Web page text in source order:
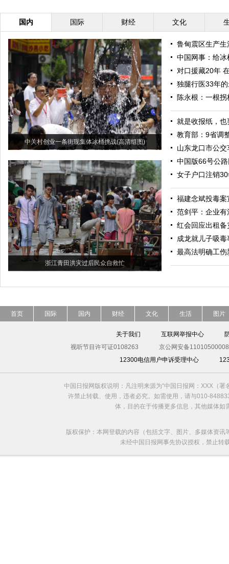
国内 国际 财经 文化
中关村创业一条街现集体冰桶挑战(高清组图)
浙江青田洪灾过后民众自救忙
鲁甸震区生产生
中国网事：给
对口援藏20年
独腿行医33年
陈永根：一根
就是收报纸，也
教育部：9省调
山东龙口市公
中国版66号公
女子户口注销
福建念斌投毒
范剑平：企业
红会回应出租
成龙就儿子吸
最高法明确工
首页 国际 国内 财经 文化 生活 图片
关于我们 互联网举报中心
视听节目许可证0108263
京公网安备
12300电信用户申诉受理中心
中国日报网版权说明：凡注明来源为“中国日报网：XXX（
许禁止转载、使用，违者必究。如需使用，请与010-
体，目的在于传播更多信息，其他媒体
版权保护：本网登载的内容（包括文字、图片、多媒体资
未经中国日报网事先协议授权，禁止转